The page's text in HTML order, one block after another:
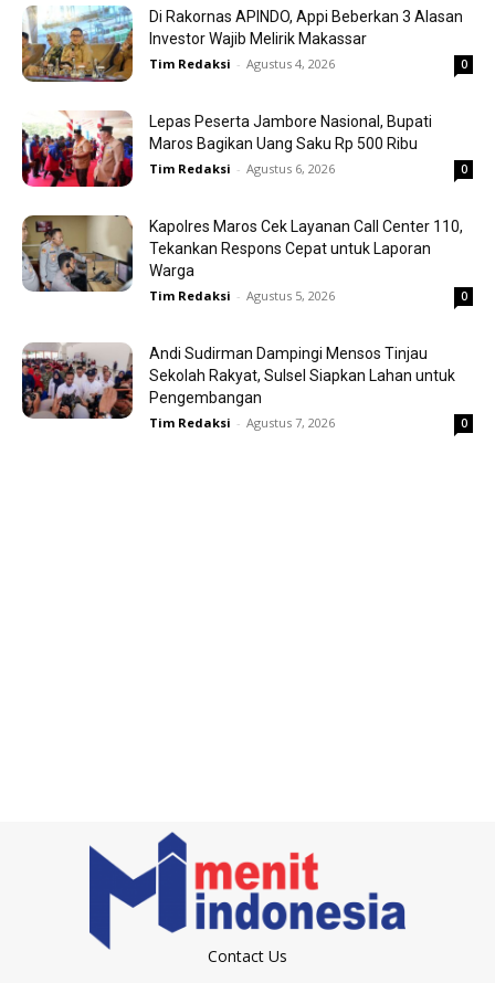
Di Rakornas APINDO, Appi Beberkan 3 Alasan
Investor Wajib Melirik Makassar
Tim Redaksi - Agustus 4, 2026 0
Lepas Peserta Jambore Nasional, Bupati
Maros Bagikan Uang Saku Rp 500 Ribu
Tim Redaksi - Agustus 6, 2026 0
Kapolres Maros Cek Layanan Call Center 110,
Tekankan Respons Cepat untuk Laporan
Warga
Tim Redaksi - Agustus 5, 2026 0
Andi Sudirman Dampingi Mensos Tinjau
Sekolah Rakyat, Sulsel Siapkan Lahan untuk
Pengembangan
Tim Redaksi - Agustus 7, 2026 0
Contact Us